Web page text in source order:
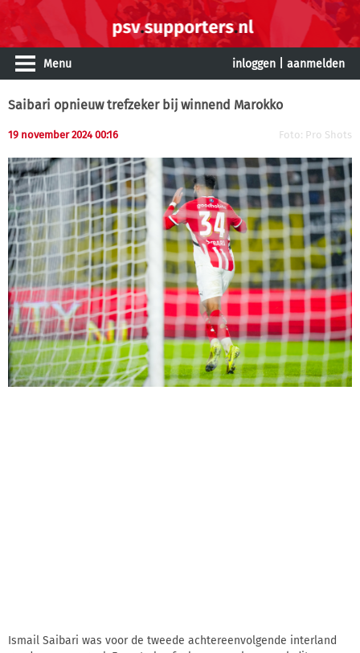
Menu inloggen aanmelden
Saibari opnieuw trefzeker bij winnend Marokko
19 november 2024 00:16 Foto: Pro Shots
Ismail Saibari was voor de tweede achtereenvolgende interland